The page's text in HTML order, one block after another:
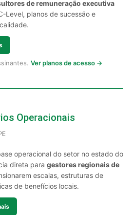
de remuneração executiva
Level, planos de sucessão e
Ver planos de acesso →
Operacionais
operacional do setor no estado do
direta para gestores regionais de
escalas, estruturas de
de benefícios locais.